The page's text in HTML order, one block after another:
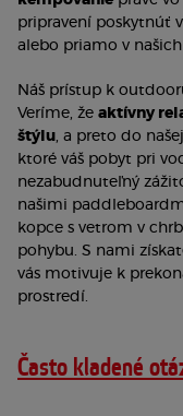
pripravení poskytnúť
alebo priamo v
Náš prístup k
Veríme, že aktívny
štýlu, a preto do
ktoré váš pobyt pri
nezabudnuteľný
našimi
kopce s vetrom v
pohybu. S nami
vás motivuje k
prostredí.
Často kladené